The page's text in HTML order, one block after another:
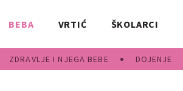
BEBA
ZDRAVLJE I NJEGA BEBE DOJENJE
VRTIĆ ŠKOLARCI